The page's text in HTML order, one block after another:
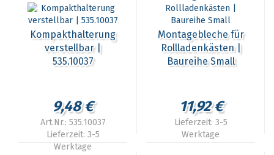
Kompakthalterung
verstellbar |
535.10037
9,48 €
Art.Nr.: 535.10037
Lieferzeit: 3-5
Werktage
Montagebleche für
Rollladenkästen |
Baureihe Small
11,92 €
Lieferzeit: 3-5
Werktage